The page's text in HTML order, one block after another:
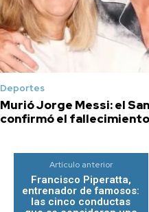
Deportes
Murió Jorge Messi: el
confirmó el
Artículo anterior
Francisco Piperatta,
entrenador de famosos:
las cinco conductas